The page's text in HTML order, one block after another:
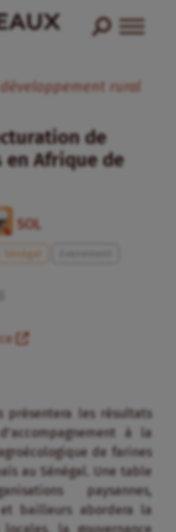
rural
de
Afrique de
SOL
Sénégal
présentera les résultats
à la
de farines
au Sénégal. Une table
paysannes,
bailleurs abordera la